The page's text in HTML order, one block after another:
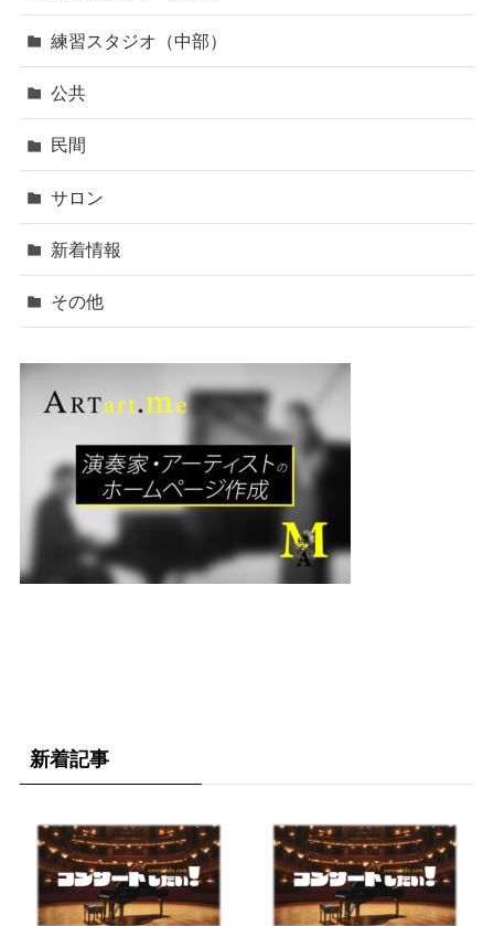
練習スタジオ（中部）
公共
民間
サロン
新着情報
その他
新着記事